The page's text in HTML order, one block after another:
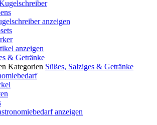
anzeigen
anzeigen
& Getränke
Kategorien Süßes, Salziges & Getränke
anzeigen